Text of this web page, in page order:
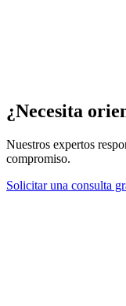
¿Necesita
Nuestros expertos
compromiso.
Solicitar una consulta